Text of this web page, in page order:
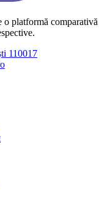
platformă
110017